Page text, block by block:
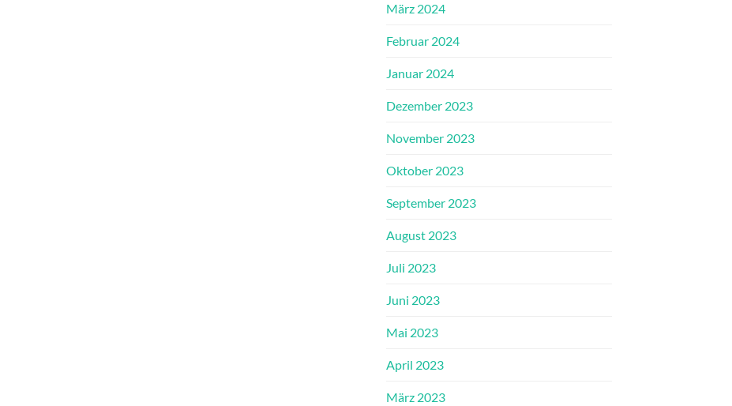
März 2024
Februar 2024
Januar 2024
Dezember 2023
November 2023
Oktober 2023
September 2023
August 2023
Juli 2023
Juni 2023
Mai 2023
April 2023
März 2023